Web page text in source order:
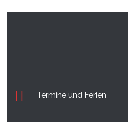
Termine und Ferien